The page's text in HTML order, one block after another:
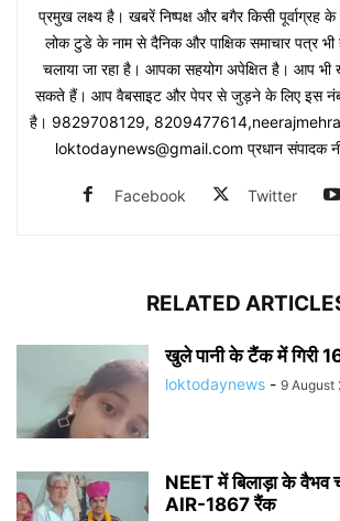
प्रमुख लक्ष्य है। खबरें निष्पक्ष और बगैर किसी पूर्वाग्रह के
लोक टुडे के नाम से दैनिक और पाक्षिक समाचार पत्र
चलाया जा रहा है। आपका सहयोग अपेक्षित है। आप भी
सकते हैं। आप वैबसाइट और पेपर से जुड़ने के लिए इस
है। 9829708129,
loktodaynews@gmail.com प्रधान संपादक
Facebook Twitter
RELATED
खुले पानी के टैंक में गिरी 16
loktodaynews - 9 August
NEET में बिलाड़ा के वैभव
AIR-1867 रैंक